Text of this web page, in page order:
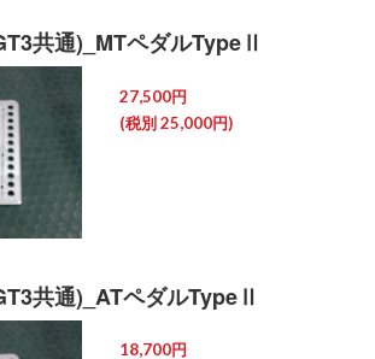
共通)_MTペダルTypeⅡ
27,500円
(税別 25,000円)
共通)_ATペダルTypeⅡ
18,700円